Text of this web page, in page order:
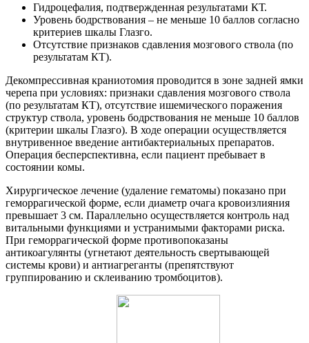
Гидроцефалия, подтвержденная результатами КТ.
Уровень бодрствования – не меньше 10 баллов согласно
критериев шкалы Глазго.
Отсутствие признаков сдавления мозгового ствола (по
результатам КТ).
Декомпрессивная краниотомия проводится в зоне задней ямки
черепа при условиях: признаки сдавления мозгового ствола
(по результатам КТ), отсутствие ишемического поражения
структур ствола, уровень бодрствования не меньше 10 баллов
(критерии шкалы Глазго). В ходе операции осуществляется
внутривенное введение антибактериальных препаратов.
Операция бесперспективна, если пациент пребывает в
состоянии комы.
Хирургическое лечение (удаление гематомы) показано при
геморрагической форме, если диаметр очага кровоизлияния
превышает 3 см. Параллельно осуществляется контроль над
витальными функциями и устранимыми факторами риска.
При геморрагической форме противопоказаны
антикоагулянты (угнетают деятельность свертывающей
системы крови) и антиагреганты (препятствуют
группированию и склеиванию тромбоцитов).